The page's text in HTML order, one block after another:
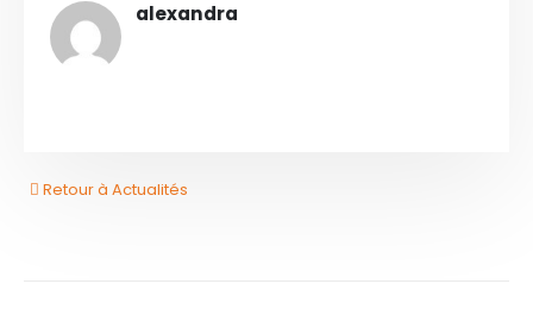
alexandra
Retour à Actualités